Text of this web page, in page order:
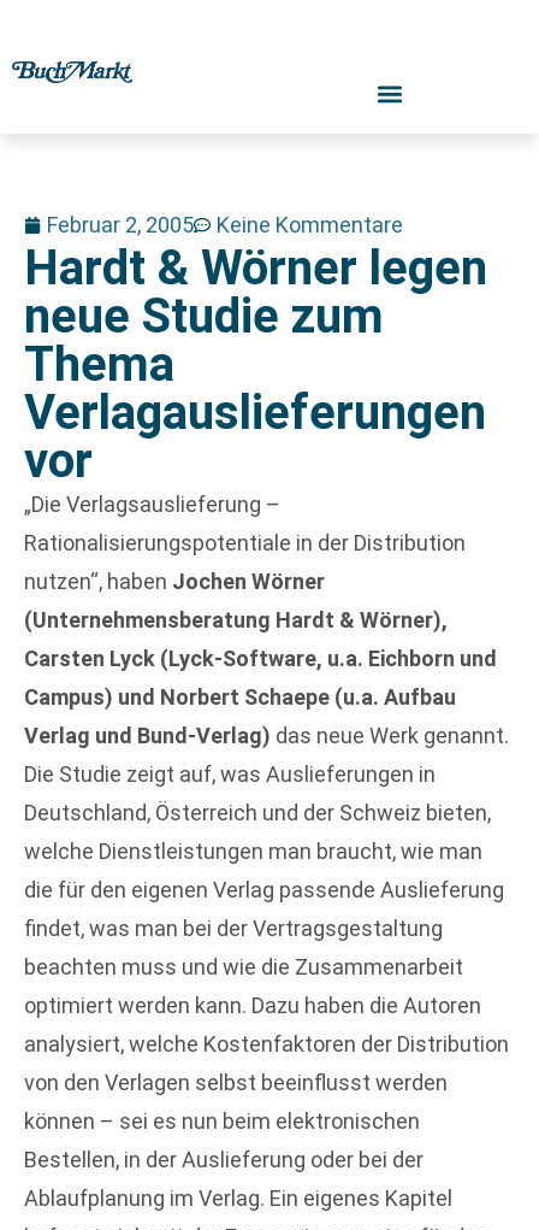
Februar 2, 2005 Keine Kommentare
Hardt & Wörner legen
neue Studie zum
Thema
Verlagauslieferungen
vor
„Die Verlagsauslieferung –
Rationalisierungspotentiale in der Distribution
nutzen“, haben Jochen Wörner
(Unternehmensberatung Hardt & Wörner),
Carsten Lyck (Lyck-Software, u.a. Eichborn und
Campus) und Norbert Schaepe (u.a. Aufbau
Verlag und Bund-Verlag) das neue Werk genannt.
Die Studie zeigt auf, was Auslieferungen in
Deutschland, Österreich und der Schweiz bieten,
welche Dienstleistungen man braucht, wie man
die für den eigenen Verlag passende Auslieferung
findet, was man bei der Vertragsgestaltung
beachten muss und wie die Zusammenarbeit
optimiert werden kann. Dazu haben die Autoren
analysiert, welche Kostenfaktoren der Distribution
von den Verlagen selbst beeinflusst werden
können – sei es nun beim elektronischen
Bestellen, in der Auslieferung oder bei der
Ablaufplanung im Verlag. Ein eigenes Kapitel